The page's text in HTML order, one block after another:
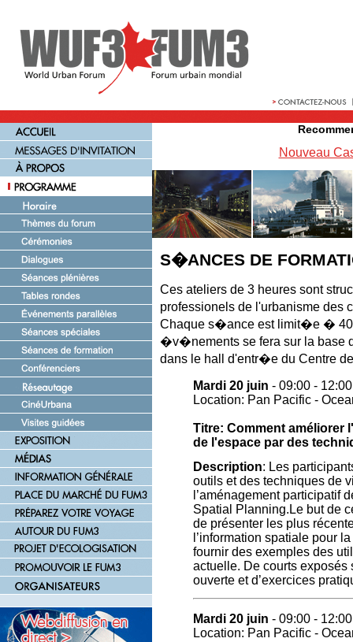
Nouveau
S�ANCES DE
Ces ateliers de 3 heures sont
professionels de l'urbanisme
Chaque s�ance est limit�e � 40
�v�nements se fera sur la base
dans le hall d'entr�e du Centre
Mardi 20 juin - 09:00 - 12:00
Location: Pan Pacific -
Titre: Comment améliorer
de l'espace par des
Description: Les
outils et des techniques de
l’aménagement participatif
Spatial Planning.Le but de
de présenter les plus
l’information spatiale pour
fournir des exemples des
actuelle. De courts exposés
ouverte et d’exercices
Mardi 20 juin - 09:00 - 12:00
Location: Pan Pacific -